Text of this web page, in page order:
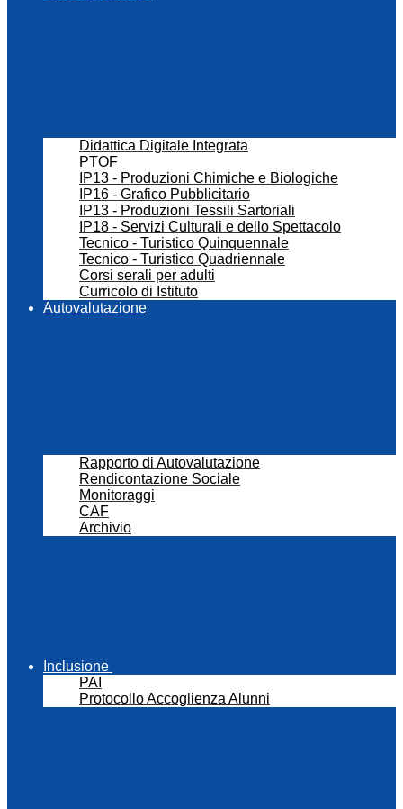
Didattica Digitale Integrata
PTOF
IP13 - Produzioni Chimiche e Biologiche
IP16 - Grafico Pubblicitario
IP13 - Produzioni Tessili Sartoriali
IP18 - Servizi Culturali e dello Spettacolo
Tecnico - Turistico Quinquennale
Tecnico - Turistico Quadriennale
Corsi serali per adulti
Curricolo di Istituto
Autovalutazione
Rapporto di Autovalutazione
Rendicontazione Sociale
Monitoraggi
CAF
Archivio
Inclusione
PAI
Protocollo Accoglienza Alunni